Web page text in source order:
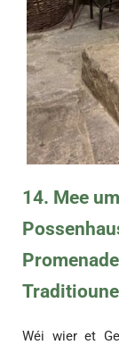
14. Mee
Wéi wier et